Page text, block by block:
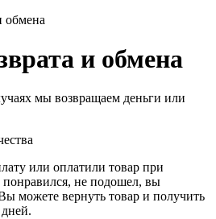
обмена
и обмена
мы возвращаем деньги или
или оплатили товар при
не подошел, вы
можете вернуть товар и получить